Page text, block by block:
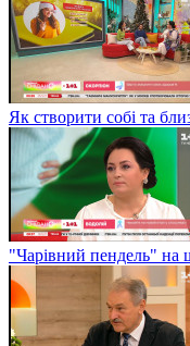
Як створити собі та
"Чарівний пендель" на